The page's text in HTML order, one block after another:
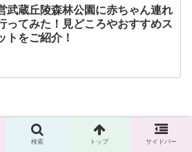
武蔵丘陵森林公園に赤ちゃん連れ
ってみた！見どころやおすすめス
トをご紹介！
検索 トップ サイドバー